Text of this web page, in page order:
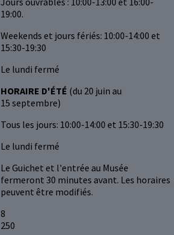
19:00.
Weekends et jours fériés: 10:00-14:00 et
15:30-19:30
Le lundi fermé
HORAIRE D'ÉTÉ (du 20 juin au
15 septembre)
Tous les jours: 10:00-14:00 et 15:30-19:30
Le lundi fermé
Le Guichet et l'entrée au Musée
fermeront 30 minutes avant. Les horaires
peuvent être modifiés.
8
250